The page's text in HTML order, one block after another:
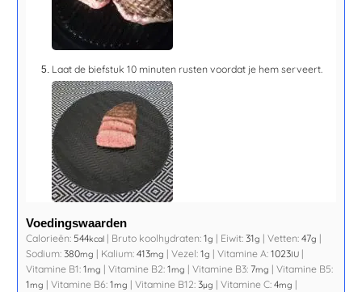
Laat de biefstuk10 minuten rusten voordat je hem serveert.
Voedingswaarden
Calorieën: 544kcal | Bruto koolhydraten:1g | Eiwit:31g |Vetten:47g |
Sodium:380mg | Kalium:413mg |Vezel:1g |Vitamine A:1023IU |
Vitamine B1:1mg |Vitamine B2:1mg |Vitamine B3: 7mg |Vitamine B5:
1mg |Vitamine B6:1mg |Vitamine B12:3µg |Vitamine C:4mg |